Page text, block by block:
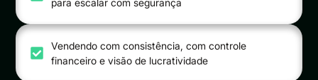
Vendendo com consistência, com controle
financeiro e visão de lucratividade